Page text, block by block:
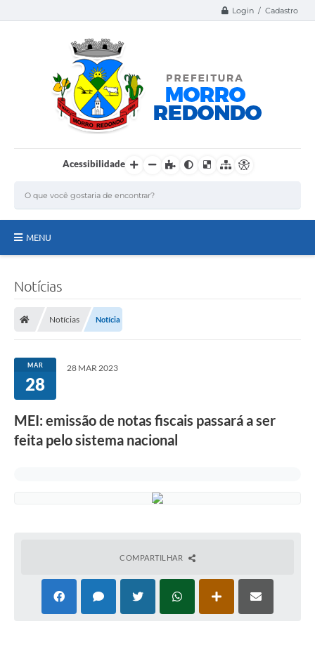
Login / Cadastro
Acessibilidade
MENU
Secretarias
Notícias
Contato
Serviço de Inspeção Municipal - SIM
Transparência
Notícias
Notícias Notícia
MAR
28
28 MAR 2023
MEI: emissão de notas fiscais passará a ser
feita pelo sistema nacional
COMPARTILHAR